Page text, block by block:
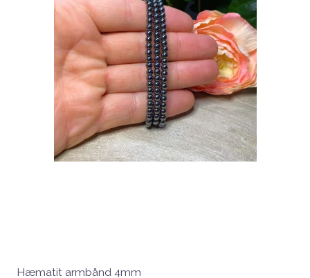
Hæmatit armbånd 4mm